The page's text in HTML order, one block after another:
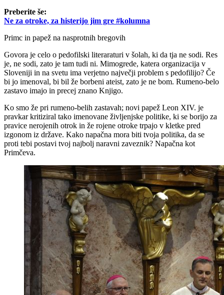
Preberite še:
Ne za otroke, za histerijo jim gre #kolumna
Primc in papež na nasprotnih bregovih
Govora je celo o pedofilski literaraturi v šolah, ki da tja ne sodi. Res
je, ne sodi, zato je tam tudi ni. Mimogrede, katera organizacija v
Sloveniji in na svetu ima verjetno največji problem s pedofilijo? Če
bi jo imenoval, bi bil že borbeni ateist, zato je ne bom. Rumeno-belo
zastavo imajo in precej znano Knjigo.
Ko smo že pri rumeno-belih zastavah; novi papež Leon XIV. je
pravkar kritiziral tako imenovane življenjske politike, ki se borijo za
pravice nerojenih otrok in že rojene otroke trpajo v kletke pred
izgonom iz države. Kako napačna mora biti tvoja politika, da se
proti tebi postavi tvoj najbolj naravni zaveznik? Napačna kot
Primčeva.